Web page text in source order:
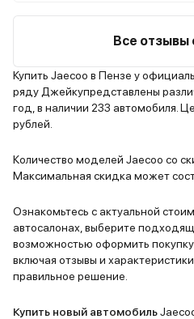
агрессивная решётка
сразу закричали:
оказался просторнее,
ожидал: второй ряд с
регулируемыми
тесноват для
младшему хватает.
250 литров хватило на
сумки с провизией.
Шумоизоляция радует:
дети смотрят мультики
не перекрикивая ветер. Но без
Все отзывы
Купить Jaecoo в Пензе у
ряду Джейкупредставлены
год, в наличии 233 автомобиля.
рублей.
Количество моделей Jaecoo со
Максимальная скидка может
Ознакомьтесь с актуальной
автосалонах, выберите
возможностью оформить
включая отзывы и
правильное решение.
Купить новый автомобиль